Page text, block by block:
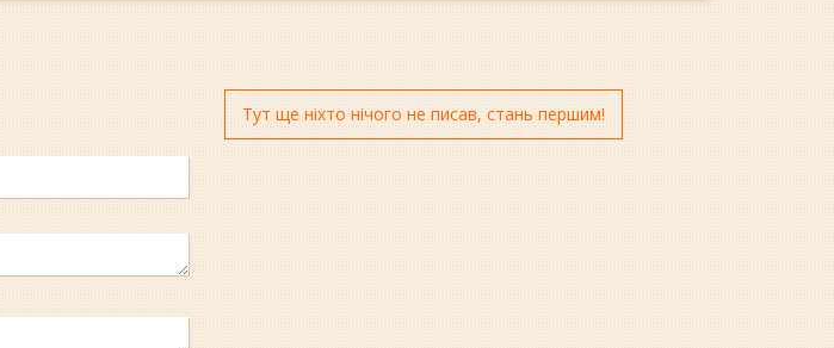
Тут ще ніхто нічого не писав, стань першим!